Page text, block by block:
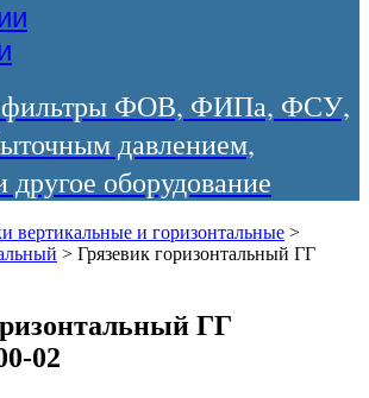
фильтры ФОВ, ФИПа, ФСУ,
давлением,
другое оборудование
вертикальные и горизонтальные >
> Грязевик горизонтальный ГГ
ГГ
02